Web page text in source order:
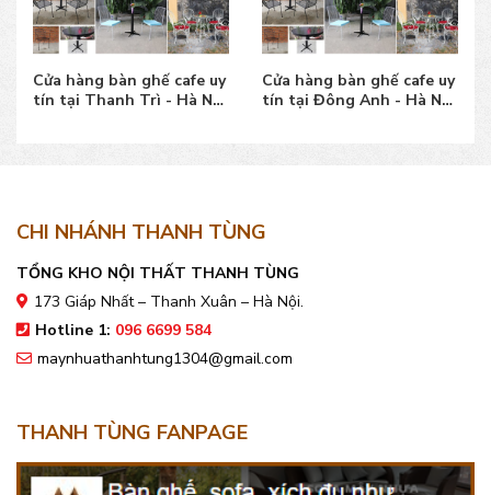
Cửa hàng bàn ghế cafe uy
tín tại Thanh Trì - Hà Nội
Cửa hàng bàn ghế cafe uy
tín tại Đông Anh - Hà Nội
CHI NHÁNH THANH TÙNG
TỔNG KHO NỘI THẤT THANH TÙNG
173 Giáp Nhất – Thanh Xuân – Hà Nội.
Hotline 1: 096 6699 584
maynhuathanhtung1304@gmail.com
THANH TÙNG FANPAGE